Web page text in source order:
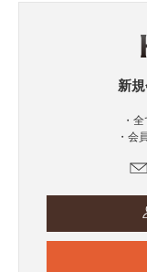
新
・
・会